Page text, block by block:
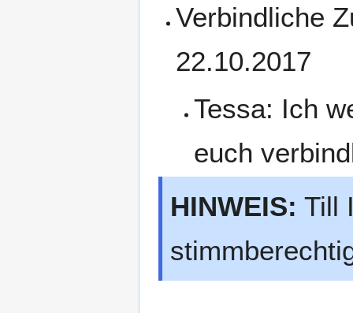
Verbindliche
22.10.2017
Tessa: Ich
euch
HINWEIS: Till